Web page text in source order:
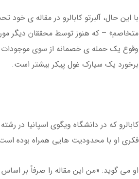
با این حال، آلبرتو کابالرو در مقاله ی
متخاصم» – که هنوز توسط محققان دیگر
وقوع یک حمله ی خصمانه از سوی موجودات
برخورد یک سیارک غول پیکر بیشتر است.
کابالرو که در دانشگاه ویگوی اسپانیا در
فکری او با محدودیت هایی همراه بوده
او می گوید: «من این مقاله را صرفاً بر